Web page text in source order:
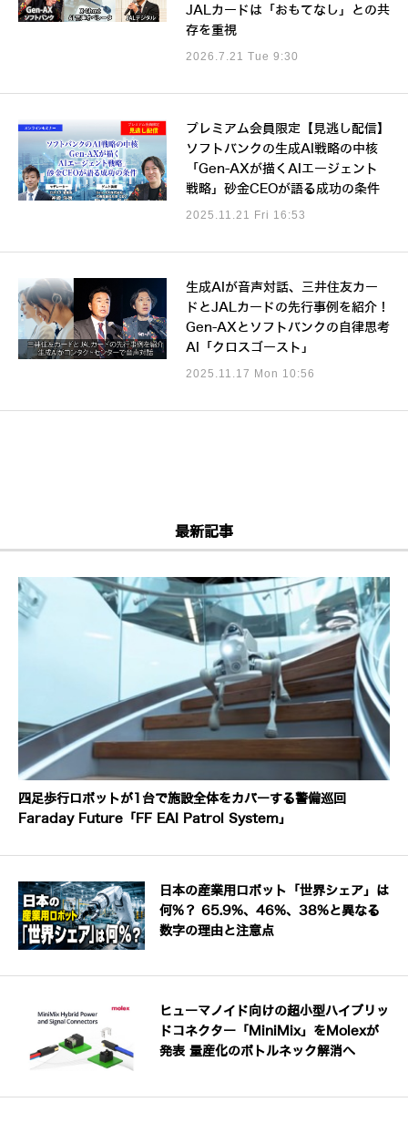
JALカードは「おもてなし」との共
存を重視
2026.7.21 Tue 9:30
プレミアム会員限定【見逃し配信】
ソフトバンクの生成AI戦略の中核
「Gen-AXが描くAIエージェント
戦略」砂金CEOが語る成功の条件
2025.11.21 Fri 16:53
生成AIが音声対話、三井住友カー
ドとJALカードの先行事例を紹介！
Gen-AXとソフトバンクの自律思考
AI「クロスゴースト」
2025.11.17 Mon 10:56
最新記事
四足歩行ロボットが1台で施設全体をカバーする警備巡回
Faraday Future「FF EAI Patrol System」
日本の産業用ロボット「世界シェア」は
何%？ 65.9%、46%、38%と異なる
数字の理由と注意点
ヒューマノイド向けの超小型ハイブリッ
ドコネクター「MiniMix」をMolexが
発表 量産化のボトルネック解消へ